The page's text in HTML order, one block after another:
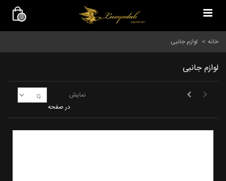
0
خانه > لوازم جانبی
لوازم جانبی
نمایش
در صفحه